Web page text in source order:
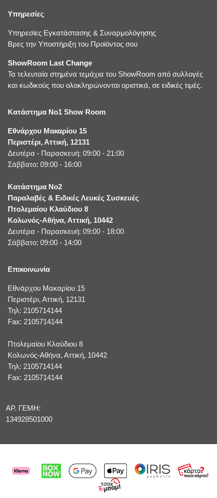
Υπηρεσίες
Υπηρεσίες Εγκατάστασης & Συναρμολόγησης
Βρες την Υποστήριξη του Προϊόντος σου
ShowRoom Last Change
Τα τελευταία στημένα τεμάχια του ShowRoom από συλλογές
και κωδικούς που ολοκληρώνονται οριστικά, σε ειδικές τιμές.
Κατάστημα No1 Show Room
Εθνάρχου Μακαρίου 15
Περιστέρι, Αττική, 12131
Δευτέρα - Παρασκευή: 09:00 - 21:00
Σάββατο: 09:00 - 16:00
Κατάστημα No2
Παραλαβές & Ειδικές Λευκές Συσκευές
Πτολεμαίου Κλαύδιου 8
Κολωνός-Αθήνα, Αττική, 10442
Δευτέρα - Παρασκευή: 09:00 - 18:00
Σάββατο: 09:00 - 14:00
Επικοινωνία
Εθνάρχου Μακαρίου 15
Περιστέρι, Αττική, 12131
Τηλ: 2105714144
Fax: 2105714144
Πτολεμαίου Κλαύδιου 8
Κολωνός-Αθήνα, Αττική, 10442
Τηλ: 2105714144
Fax: 2105714144
ΑΡ. ΓΕΜΗ:
134928501000